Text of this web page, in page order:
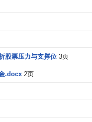
有支撑。
换的。具体地说，
支撑位被有效击穿，
位了。
股票压力与支撑位 3页
.docx 2页